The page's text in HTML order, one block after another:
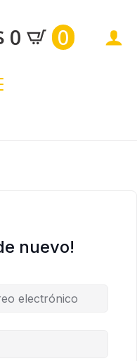
0 0
nuevo!